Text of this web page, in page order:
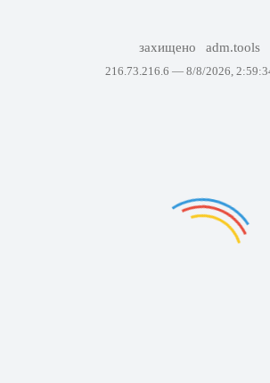
захищено adm.tools
216.73.216.6 — 8/8/2026,